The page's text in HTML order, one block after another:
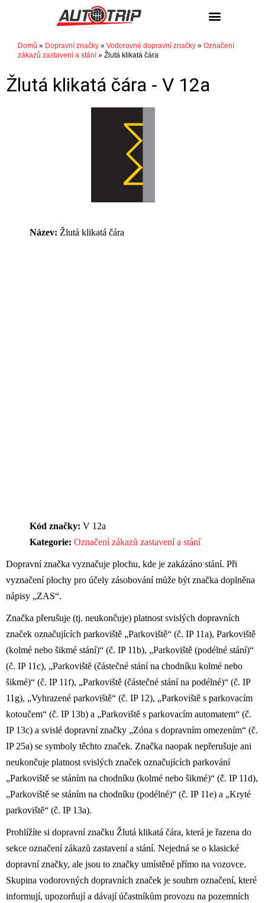
Domů » Dopravní značky » Vodorovné dopravní značky » Označení
zákazů zastavení a stání » Žlutá klikatá čára
Žlutá klikatá čára - V 12a
Název: Žlutá klikatá čára
Kód značky: V 12a
Kategorie: Označení zákazů zastavení a stání
Dopravní značka vyznačuje plochu, kde je zakázáno stání. Při
vyznačení plochy pro účely zásobování může být značka doplněna
nápisy „ZAS“.
Značka přerušuje (tj. neukončuje) platnost svislých dopravních
značek označujících parkoviště „Parkoviště“ (č. IP 11a), Parkoviště
(kolmé nebo šikmé stání)“ (č. IP 11b), „Parkoviště (podélné stání)“
(č. IP 11c), „Parkoviště (částečné stání na chodníku kolmé nebo
šikmé)“ (č. IP 11f), „Parkoviště (částečné stání na podélné)“ (č. IP
11g), „Vyhrazené parkoviště“ (č. IP 12), „Parkoviště s parkovacím
kotoučem“ (č. IP 13b) a „Parkoviště s parkovacím automatem“ (č.
IP 13c) a svislé dopravní značky „Zóna s dopravním omezením“ (č.
IP 25a) se symboly těchto značek. Značka naopak nepřerušuje ani
neukončuje platnost svislých značek označujících parkování
„Parkoviště se stáním na chodníku (kolmé nebo šikmé)“ (č. IP 11d),
„Parkoviště se stáním na chodníku (podélné)“ (č. IP 11e) a „Kryté
parkoviště“ (č. IP 13a).
Prohlížíte si dopravní značku Žlutá klikatá čára, která je řazena do
sekce označení zákazů zastavení a stání. Nejedná se o klasické
dopravní značky, ale jsou to značky umístěné přímo na vozovce.
Skupina vodorovných dopravních značek je souhrn označení, které
informují, upozorňují a dávají účastníkům provozu na pozemních